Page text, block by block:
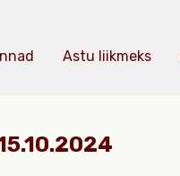
Astu liikmeks